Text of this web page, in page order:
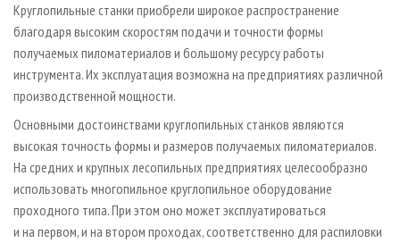
Круглопильные станки приобрели широкое распространение
благодаря высоким скоростям подачи и точности формы
получаемых пиломатериалов и большому ресурсу работы
инструмента. Их эксплуатация возможна на предприятиях различной
производственной мощности.
Основными достоинствами круглопильных станков являются
высокая точность формы и размеров получаемых пиломатериалов.
На средних и крупных лесопильных предприятиях целесообразно
использовать многопильное круглопильное оборудование
проходного типа. При этом оно может эксплуатироваться
и на первом, и на втором проходах, соответственно для распиловки